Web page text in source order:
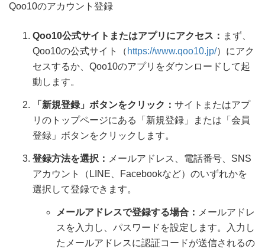
Qoo10のアカウント登録
Qoo10公式サイトまたはアプリにアクセス： まず、
Qoo10の公式サイト（ https://www.qoo10.jp/）にアク
セスするか、Qoo10のアプリをダウンロードして起
動します。
「新規登録」ボタンをクリック： サイトまたはアプ
リのトップページにある「新規登録」または「会員
登録」ボタンをクリックします。
登録方法を選択： メールアドレス、電話番号、SNS
アカウント（LINE、Facebookなど）のいずれかを
選択して登録できます。
メールアドレスで登録する場合： メールアドレ
スを入力し、パスワードを設定します。入力し
たメールアドレスに認証コードが送信されるの